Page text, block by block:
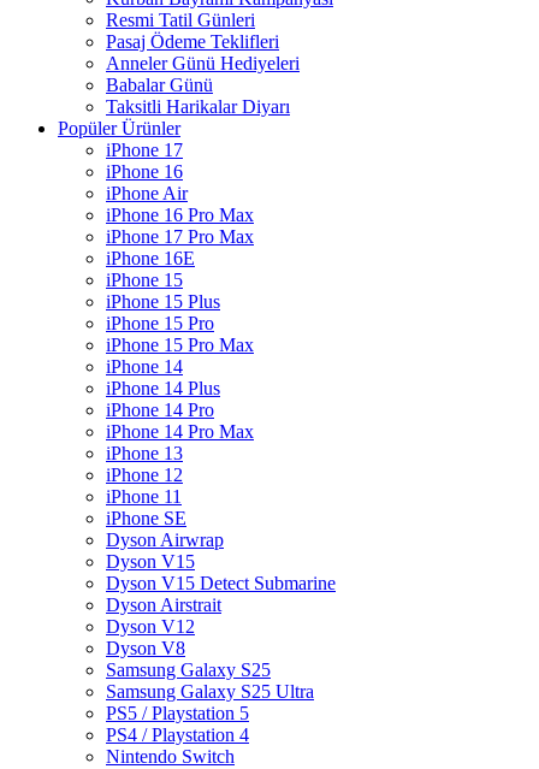
Resmi Tatil Günleri
Pasaj Ödeme Teklifleri
Anneler Günü Hediyeleri
Babalar Günü
Taksitli Harikalar Diyarı
Popüler Ürünler
iPhone 17
iPhone 16
iPhone Air
iPhone 16 Pro Max
iPhone 17 Pro Max
iPhone 16E
iPhone 15
iPhone 15 Plus
iPhone 15 Pro
iPhone 15 Pro Max
iPhone 14
iPhone 14 Plus
iPhone 14 Pro
iPhone 14 Pro Max
iPhone 13
iPhone 12
iPhone 11
iPhone SE
Dyson Airwrap
Dyson V15
Dyson V15 Detect Submarine
Dyson Airstrait
Dyson V12
Dyson V8
Samsung Galaxy S25
Samsung Galaxy S25 Ultra
PS5 / Playstation 5
PS4 / Playstation 4
Nintendo Switch